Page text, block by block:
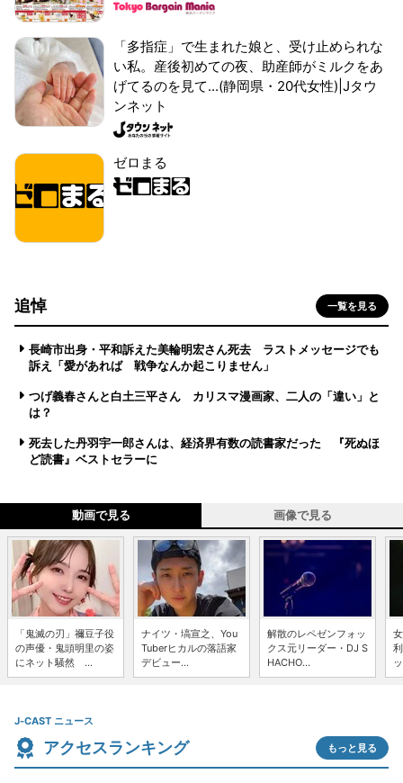
「多指症」で生まれた娘と、受け止められな
い私。産後初めての夜、助産師がミルクをあ
げてるのを見て...(静岡県・20代女性)|Jタウ
ンネット
ゼロまる
追悼 一覧を見る
長崎市出身・平和訴えた美輪明宏さん死去 ラストメッセージでも
訴え「愛があれば 戦争なんか起こりません」
つげ義春さんと白土三平さん カリスマ漫画家、二人の「違い」と
は？
死去した丹羽宇一郎さんは、経済界有数の読書家だった 『死ぬほ
ど読書』ベストセラーに
動画で見る 画像で見る
「鬼滅の刃」禰豆子役
の声優・鬼頭明里の姿
にネット騒然 ...
ナイツ・塙宣之、You
Tuberヒカルの落語家
デビュー...
解散のレペゼンフォッ
クス元リーダー・DJ S
HACHO...
J-CAST ニュース
アクセスランキング もっと見る